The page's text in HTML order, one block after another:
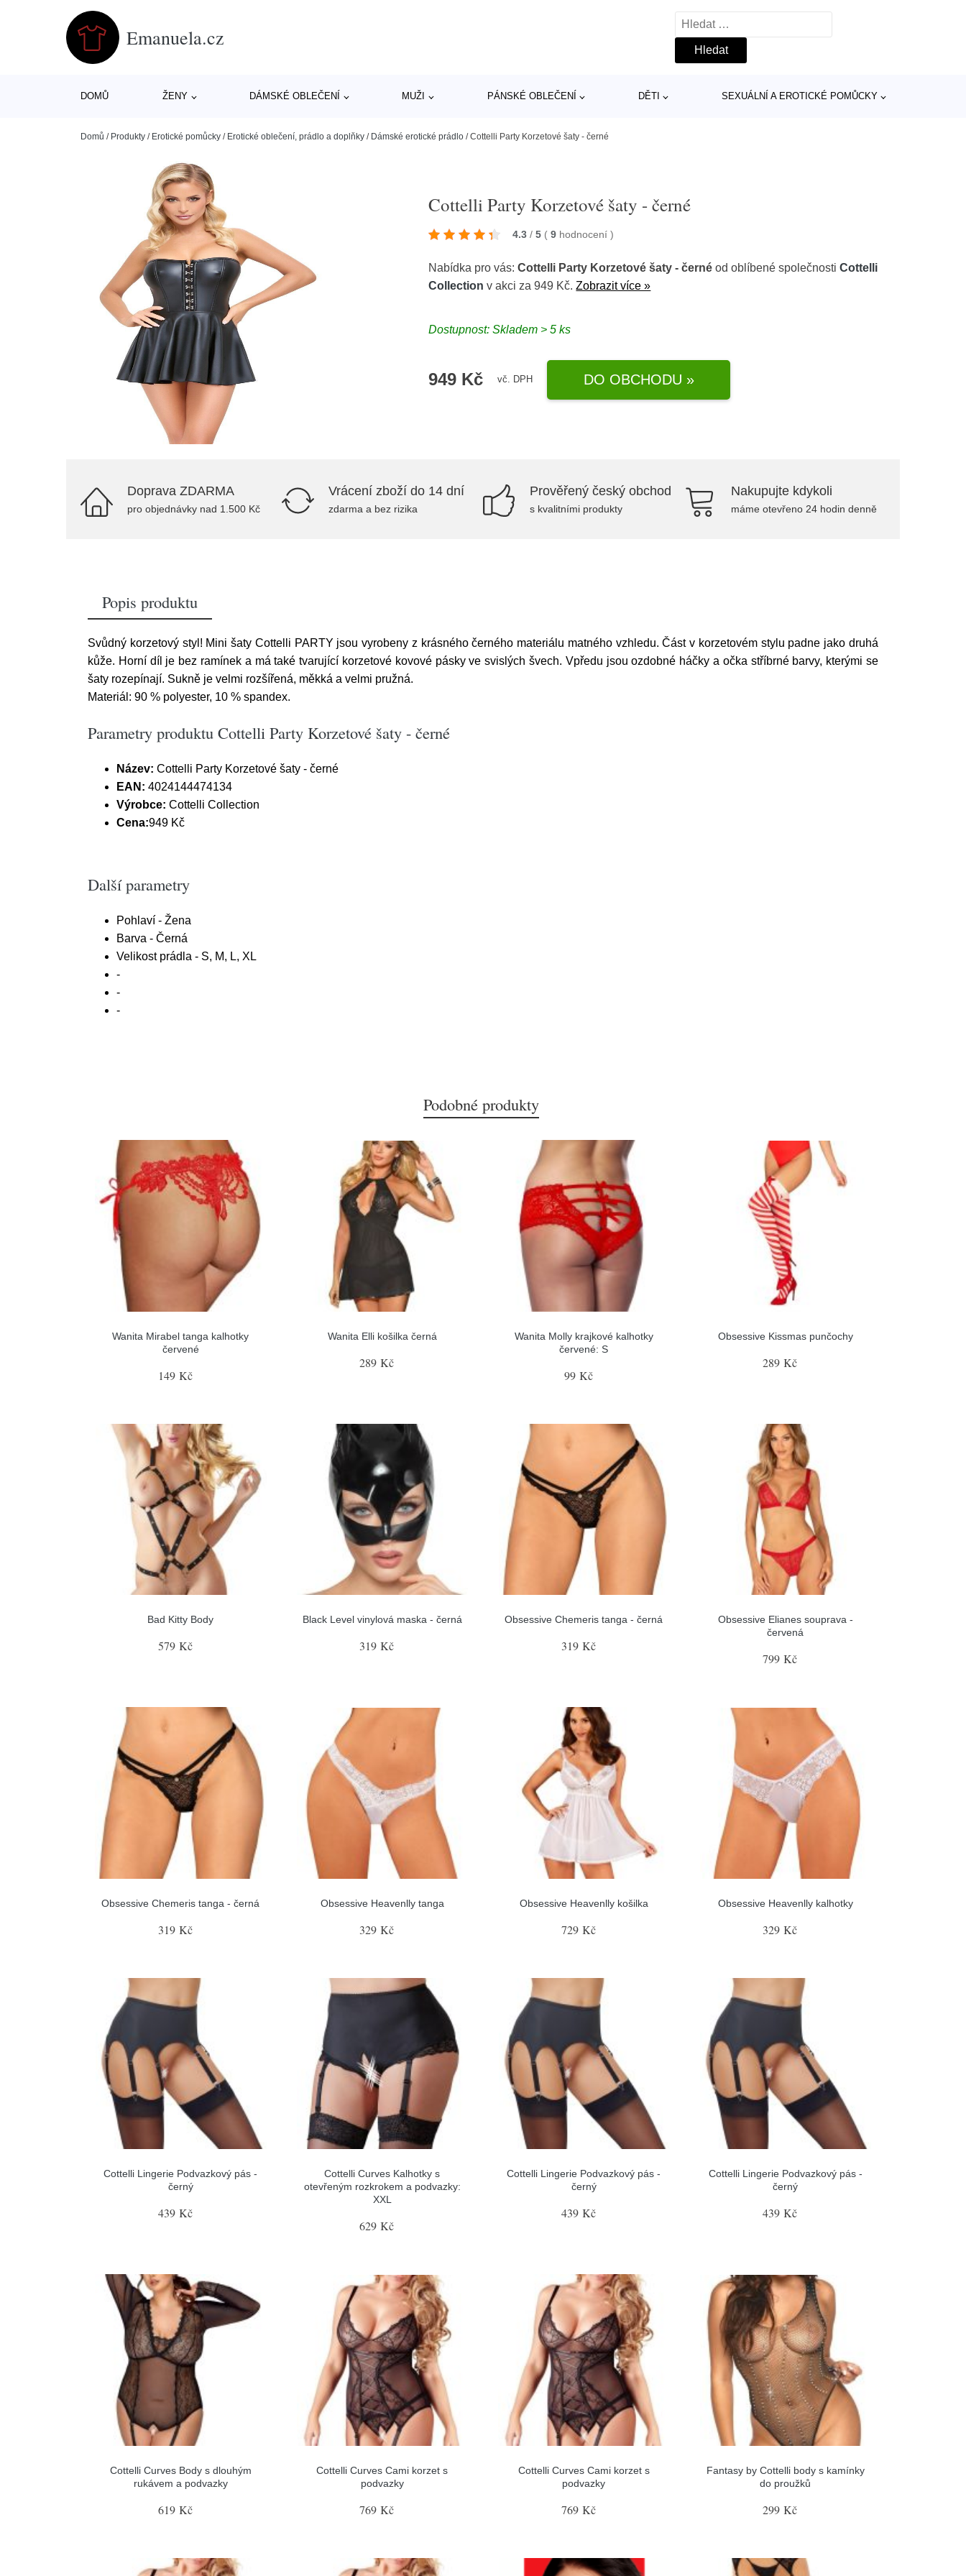
Emanuela.cz
Vyhledávání
DOMŮ ŽENY DÁMSKÉ OBLEČENÍ MUŽI PÁNSKÉ OBLEČENÍ DĚTI SEXUÁLNÍ A EROTICKÉ POMŮCKY
Domů / Produkty / Erotické pomůcky / Erotické oblečení, prádlo a doplňky / Dámské erotické prádlo /Cottelli Party Korzetové šaty - černé
Cottelli Party Korzetové šaty - černé
4.3 / 5 ( 9 hodnocení)
Nabídka pro vás:Cottelli Party Korzetové šaty - černé od oblíbené společnostiCottelli
Collection v akci za 949 Kč.Zobrazit více »
Dostupnost: Skladem > 5 ks
949 Kč vč. DPH DO OBCHODU »
Doprava ZDARMA
pro objednávky nad 1.500 Kč
Vrácení zboží do 14 dní
zdarma a bez rizika
Prověřený český obchod
s kvalitními produkty
Nakupujte kdykoli
máme otevřeno 24 hodin denně
Popis produktu
Svůdný korzetový styl! Mini šaty Cottelli PARTY jsou vyrobeny z krásného černého materiálu matného vzhledu. Část v korzetovém stylu padne jako druhá
kůže. Horní díl je bez ramínek a má také tvarující korzetové kovové pásky ve svislých švech. Vpředu jsou ozdobné háčky a očka stříbrné barvy, kterými se
šaty rozepínají. Sukně je velmi rozšířená, měkká a velmi pružná.
Materiál: 90 % polyester, 10 % spandex.
Parametry produktu Cottelli Party Korzetové šaty - černé
Název: Cottelli Party Korzetové šaty - černé
EAN: 4024144474134
Výrobce: Cottelli Collection
Cena:949 Kč
Další parametry
Pohlaví - Žena
Barva - Černá
Velikost prádla - S, M, L, XL
-
-
-
Podobné produkty
Wanita Mirabel tanga kalhotky
červené
149 Kč
Wanita Elli košilka černá
289 Kč
Wanita Molly krajkové kalhotky
červené: S
99 Kč
Obsessive Kissmas punčochy
289 Kč
Bad Kitty Body
579 Kč
Black Level vinylová maska - černá
319 Kč
Obsessive Chemeris tanga - černá
319 Kč
Obsessive Elianes souprava -
červená
799 Kč
Obsessive Chemeris tanga - černá
319 Kč
Obsessive Heavenlly tanga
329 Kč
Obsessive Heavenlly košilka
729 Kč
Obsessive Heavenlly kalhotky
329 Kč
Cottelli Lingerie Podvazkový pás -
černý
439 Kč
Cottelli Curves Kalhotky s
otevřeným rozkrokem a podvazky:
XXL
629 Kč
Cottelli Lingerie Podvazkový pás -
černý
439 Kč
Cottelli Lingerie Podvazkový pás -
černý
439 Kč
Cottelli Curves Body s dlouhým
rukávem a podvazky
619 Kč
Cottelli Curves Cami korzet s
podvazky
769 Kč
Cottelli Curves Cami korzet s
podvazky
769 Kč
Fantasy by Cottelli body s kamínky
do proužků
299 Kč